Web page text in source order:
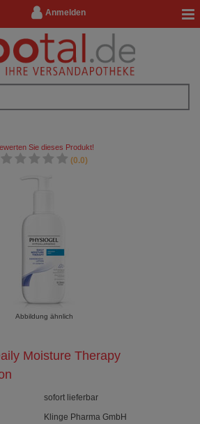
Anmelden
Moisture Therapy
sofort lieferbar
Klinge Pharma GmbH
Sie dieses Produkt!
(0.0)
Abbildung ähnlich